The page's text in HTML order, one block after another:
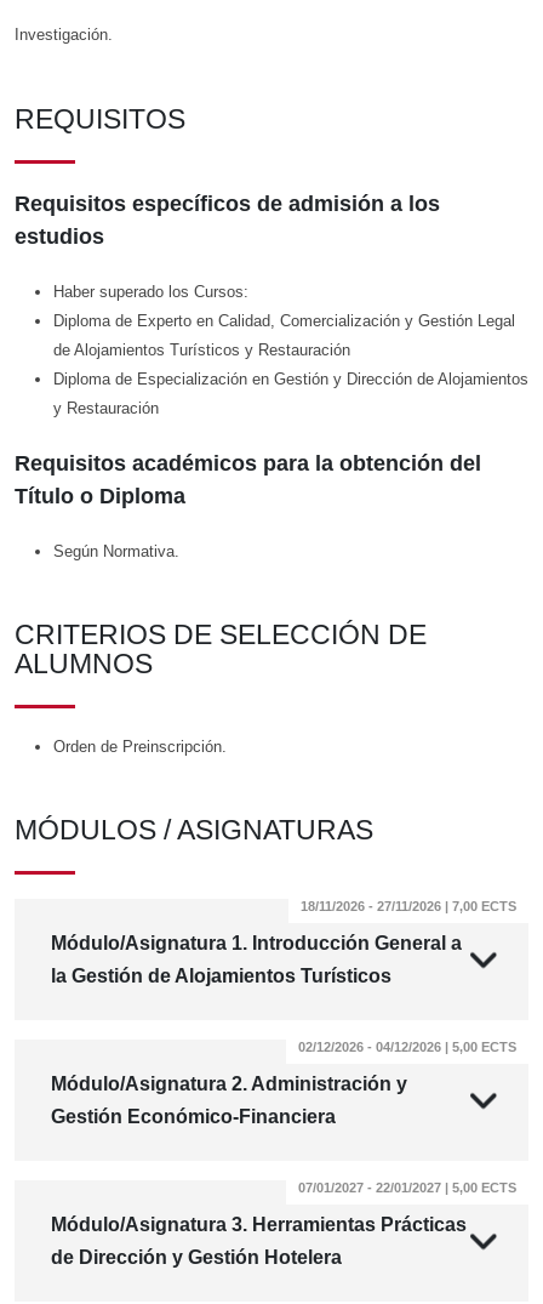
Investigación.
REQUISITOS
Requisitos específicos de admisión a los
estudios
Haber superado los Cursos:
Diploma de Experto en Calidad, Comercialización y Gestión Legal
de Alojamientos Turísticos y Restauración
Diploma de Especialización en Gestión y Dirección de Alojamientos
y Restauración
Requisitos académicos para la obtención del
Título o Diploma
Según Normativa.
CRITERIOS DE SELECCIÓN DE
ALUMNOS
Orden de Preinscripción.
MÓDULOS / ASIGNATURAS
Módulo/Asignatura 1. Introducción General a
la Gestión de Alojamientos Turísticos
18/11/2026 - 27/11/2026 | 7,00 ECTS
Módulo/Asignatura 2. Administración y
Gestión Económico-Financiera
02/12/2026 - 04/12/2026 | 5,00 ECTS
Módulo/Asignatura 3. Herramientas Prácticas
de Dirección y Gestión Hotelera
07/01/2027 - 22/01/2027 | 5,00 ECTS